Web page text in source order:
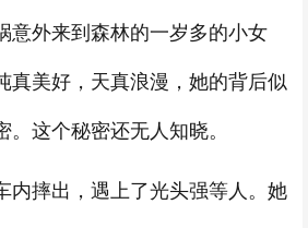
意外来到森林的一岁多的小女
真美好，天真浪漫，她的背后似
这个秘密还无人知晓。
内摔出，遇上了光头强等人。她